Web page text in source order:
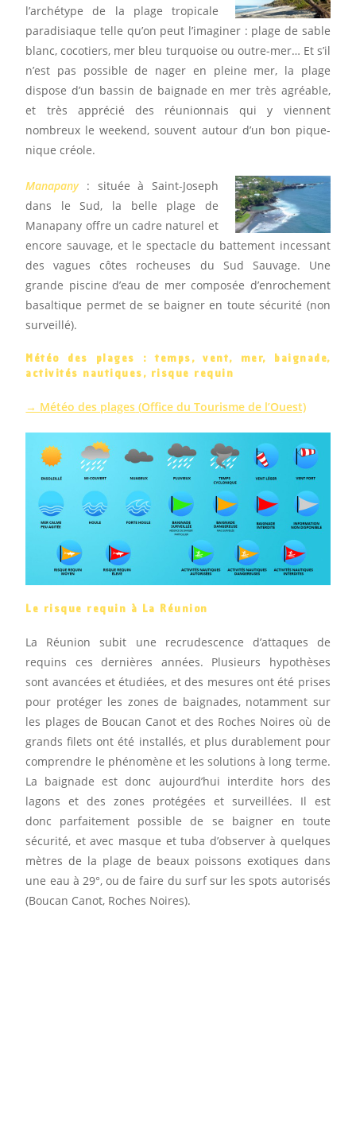
l’archétype de la plage tropicale
paradisiaque telle qu’on peut l’imaginer : plage de sable
blanc, cocotiers, mer bleu turquoise ou outre-mer… Et s’il
n’est pas possible de nager en pleine mer, la plage
dispose d’un bassin de baignade en mer très agréable,
et très apprécié des réunionnais qui y viennent
nombreux le weekend, souvent autour d’un bon pique-
nique créole.
Manapany : située à Saint-Joseph
dans le Sud, la belle plage de
Manapany offre un cadre naturel et
encore sauvage, et le spectacle du battement incessant
des vagues côtes rocheuses du Sud Sauvage. Une
grande piscine d’eau de mer composée d’enrochement
basaltique permet de se baigner en toute sécurité (non
surveillé).
Météo des plages : temps, vent, mer, baignade,
activités nautiques, risque requin
→ Météo des plages (Office du Tourisme de l’Ouest)
Le risque requin à La Réunion
La Réunion subit une recrudescence d’attaques de
requins ces dernières années. Plusieurs hypothèses
sont avancées et étudiées, et des mesures ont été prises
pour protéger les zones de baignades, notamment sur
les plages de Boucan Canot et des Roches Noires où de
grands filets ont été installés, et plus durablement pour
comprendre le phénomène et les solutions à long terme.
La baignade est donc aujourd’hui interdite hors des
lagons et des zones protégées et surveillées. Il est
donc parfaitement possible de se baigner en toute
sécurité, et avec masque et tuba d’observer à quelques
mètres de la plage de beaux poissons exotiques dans
une eau à 29°, ou de faire du surf sur les spots autorisés
(Boucan Canot, Roches Noires).